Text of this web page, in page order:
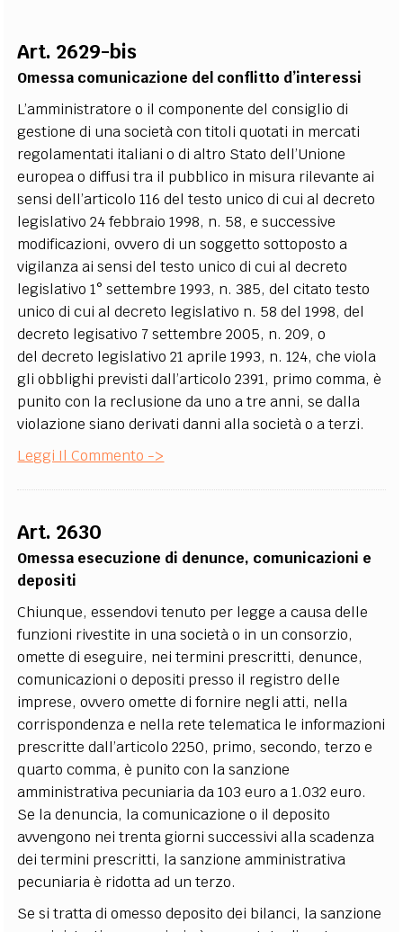
CODICI RUBRICHE
SOCIAL MEDIA
Art. 2629-bis
Omessa comunicazione del conflitto d’interessi
L’amministratore o il componente del consiglio di
gestione di una società con titoli quotati in mercati
regolamentati italiani o di altro Stato dell’Unione
europea o diffusi tra il pubblico in misura rilevante ai
sensi dell’articolo 116 del testo unico di cui al decreto
legislativo 24 febbraio 1998, n. 58, e successive
modificazioni, ovvero di un soggetto sottoposto a
vigilanza ai sensi del testo unico di cui al decreto
legislativo 1° settembre 1993, n. 385, del citato testo
unico di cui al decreto legislativo n. 58 del 1998, del
decreto legisativo 7 settembre 2005, n. 209, o
del decreto legislativo 21 aprile 1993, n. 124, che viola
gli obblighi previsti dall’articolo 2391, primo comma, è
punito con la reclusione da uno a tre anni, se dalla
violazione siano derivati danni alla società o a terzi.
Leggi Il Commento ->
Art. 2630
Omessa esecuzione di denunce, comunicazioni e
depositi
Chiunque, essendovi tenuto per legge a causa delle
funzioni rivestite in una società o in un consorzio,
omette di eseguire, nei termini prescritti, denunce,
comunicazioni o depositi presso il registro delle
imprese, ovvero omette di fornire negli atti, nella
corrispondenza e nella rete telematica le informazioni
prescritte dall’articolo 2250, primo, secondo, terzo e
quarto comma, è punito con la sanzione
amministrativa pecuniaria da 103 euro a 1.032 euro.
Se la denuncia, la comunicazione o il deposito
avvengono nei trenta giorni successivi alla scadenza
dei termini prescritti, la sanzione amministrativa
pecuniaria è ridotta ad un terzo.
Se si tratta di omesso deposito dei bilanci, la sanzione